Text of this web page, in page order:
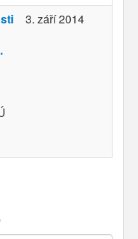
3. září 2014